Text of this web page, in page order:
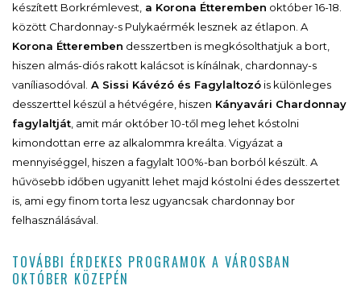
készített Borkrémlevest, a Korona Étteremben október 16-18.
között Chardonnay-s Pulykaérmék lesznek az étlapon. A
Korona Étteremben desszertben is megkósolthatjuk a bort,
hiszen almás-diós rakott kalácsot is kínálnak, chardonnay-s
vaníliasodóval. A Sissi Kávézó és Fagylaltozó is különleges
desszerttel készül a hétvégére, hiszen Kányavári Chardonnay
fagylaltját , amit már október 10-től meg lehet kóstolni
kimondottan erre az alkalommra kreálta. Vigyázat a
mennyiséggel, hiszen a fagylalt 100%-ban borból készült. A
hűvösebb időben ugyanitt lehet majd kóstolni édes desszertet
is, ami egy finom torta lesz ugyancsak chardonnay bor
felhasználásával.
TOVÁBBI ÉRDEKES PROGRAMOK A VÁROSBAN
OKTÓBER KÖZEPÉN